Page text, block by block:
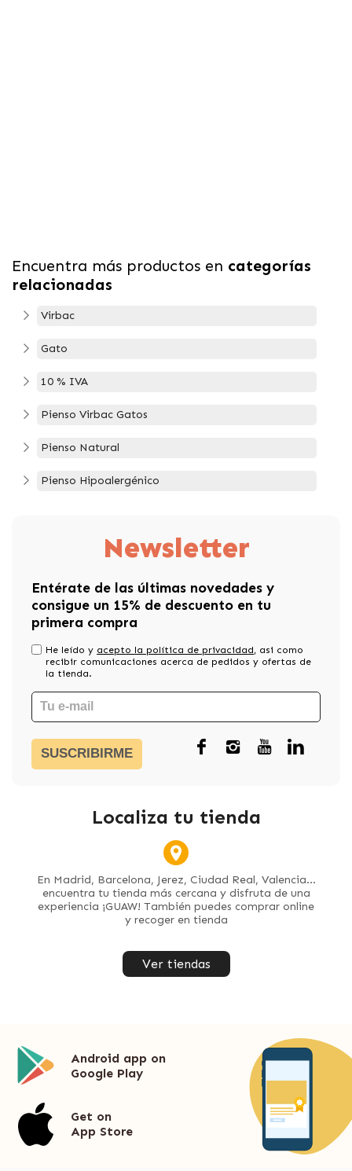
Encuentra más productos en categorías
relacionadas
Virbac
Gato
10 % IVA
Pienso Virbac Gatos
Pienso Natural
Pienso Hipoalergénico
Newsletter
Entérate de las últimas novedades y
consigue un 15% de descuento en tu
primera compra
He leído y acepto la política de privacidad, asi como
recibir comunicaciones acerca de pedidos y ofertas de
la tienda.
SUSCRIBIRME
Localiza tu tienda
En Madrid, Barcelona, Jerez, Ciudad Real, Valencia...
encuentra tu tienda más cercana y disfruta de una
experiencia ¡GUAW! También puedes comprar online
y recoger en tienda
Ver tiendas
Android app on
Google Play
Get on
App Store